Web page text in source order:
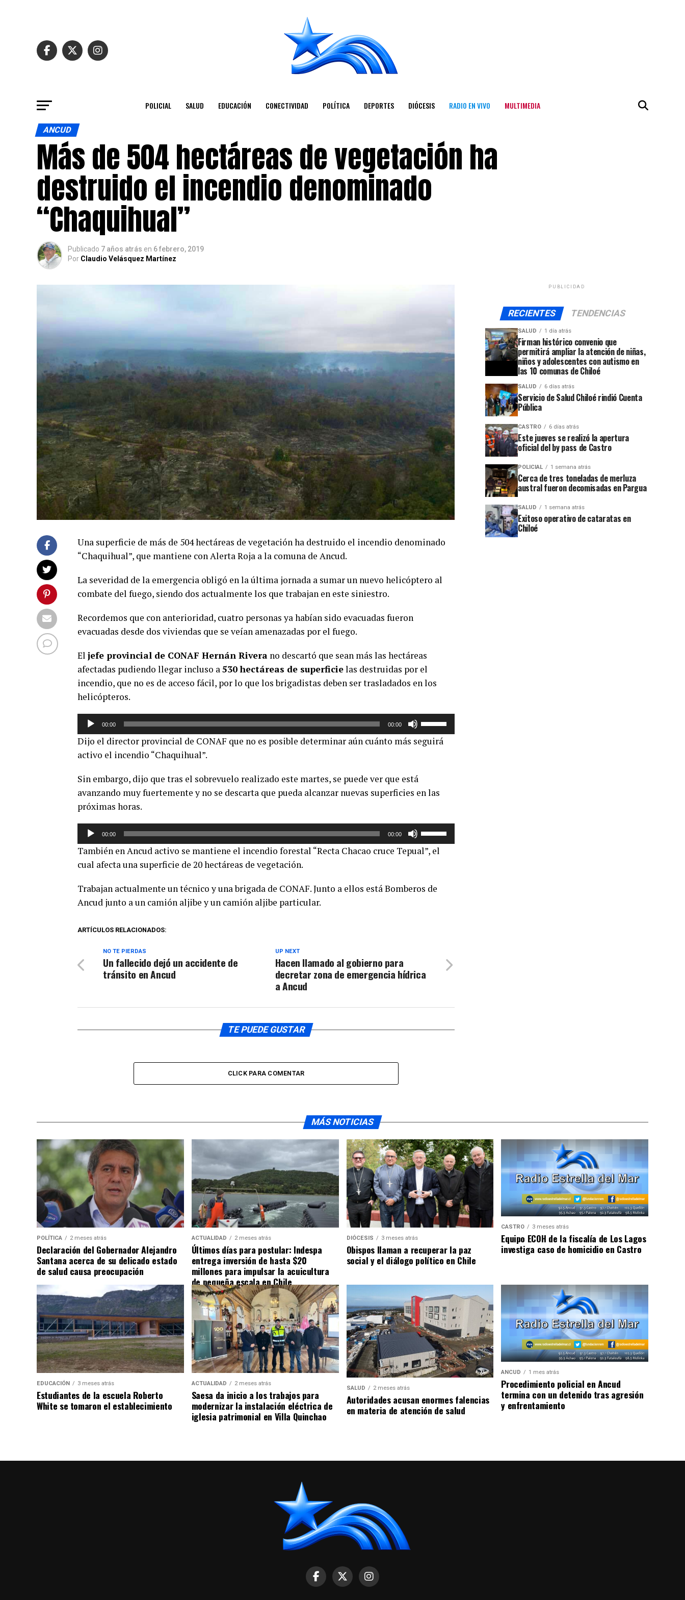
POLICIAL SALUD EDUCACIÓN CONECTIVIDAD POLÍTICA DEPORTES DIÓCESIS RADIO EN VIVO MULTIMEDIA
ANCUD
Más de 504 hectáreas de vegetación ha
destruido el incendio denominado
“Chaquihual”
Publicado 7 años atrás en 6 febrero, 2019
Por Claudio Velásquez Martínez
Una superficie de más de 504 hectáreas de vegetación ha destruido el incendio denominado
“Chaquihual”, que mantiene con Alerta Roja a la comuna de Ancud.
La severidad de la emergencia obligó en la última jornada a sumar un nuevo helicóptero al
combate del fuego, siendo dos actualmente los que trabajan en este siniestro.
Recordemos que con anterioridad, cuatro personas ya habían sido evacuadas fueron
evacuadas desde dos viviendas que se veían amenazadas por el fuego.
El jefe provincial de CONAF Hernán Rivera no descartó que sean más las hectáreas
afectadas pudiendo llegar incluso a530 hectáreas de superficielas destruidas por el
incendio, que no es de acceso fácil, por lo que los brigadistas deben ser trasladados en los
helicópteros.
Reproductor
audio
00:00 00:00
teclas
para
volumen.
Dijo el director provincial de CONAF que no es posible determinar aún cuánto más seguirá
activo el incendio “Chaquihual”.
Sin embargo, dijo que tras el sobrevuelo realizado este martes, se puede ver que está
avanzando muy fuertemente y no se descarta que pueda alcanzar nuevas superficies en las
próximas horas.
Reproductor
audio
00:00 00:00
teclas
arriba/abajo
volumen.
También en Ancud activo se mantiene el incendio forestal “Recta Chacao cruce Tepual”, el
cual afecta una superficie de 20 hectáreas de vegetación.
Trabajan actualmente un técnico y una brigada de CONAF. Junto a ellos está Bomberos de
Ancud junto a un camión aljibe y un camión aljibe particular.
ARTÍCULOS RELACIONADOS:
UP NEXT
Hacen llamado al gobierno para
decretar zona de emergencia hídrica
a Ancud
NO TE PIERDAS
Un fallecido dejó un accidente de
tránsito en Ancud
TE PUEDE GUSTAR
CLICK PARA COMENTAR
PUBLICIDAD
RECIENTES TENDENCIAS
SALUD 1 día atrás
Firman histórico convenio que
permitirá ampliar la atención de niñas,
niños y adolescentes con autismo en
las 10 comunas de Chiloé
SALUD 6 días atrás
Servicio de Salud Chiloé rindió Cuenta
Pública
CASTRO 6 días atrás
Este jueves se realizó la apertura
oficial del by pass de Castro
POLICIAL 1 semana atrás
Cerca de tres toneladas de merluza
austral fueron decomisadas en Pargua
SALUD 1 semana atrás
Exitoso operativo de cataratas en
Chiloé
MÁS NOTICIAS
POLÍTICA 2 meses atrás
Declaración del Gobernador Alejandro
Santana acerca de su delicado estado
de salud causa preocupación
ACTUALIDAD 2 meses atrás
Últimos días para postular: Indespa
entrega inversión de hasta $20
millones para impulsar la acuicultura
de pequeña escala en Chile
DIÓCESIS 3 meses atrás
Obispos llaman a recuperar la paz
social y el diálogo político en Chile
CASTRO 3 meses atrás
Equipo ECOH de la fiscalía de Los Lagos
investiga caso de homicidio en Castro
EDUCACIÓN 3 meses atrás
Estudiantes de la escuela Roberto
White se tomaron el establecimiento
ACTUALIDAD 2 meses atrás
Saesa da inicio a los trabajos para
modernizar la instalación eléctrica de
iglesia patrimonial en Villa Quinchao
SALUD 2 meses atrás
Autoridades acusan enormes falencias
en materia de atención de salud
ANCUD 1 mes atrás
Procedimiento policial en Ancud
termina con un detenido tras agresión
y enfrentamiento